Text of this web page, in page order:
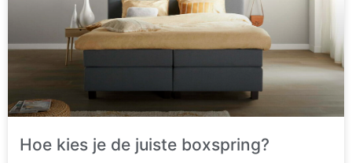
Hoe kies je de juiste boxspring?